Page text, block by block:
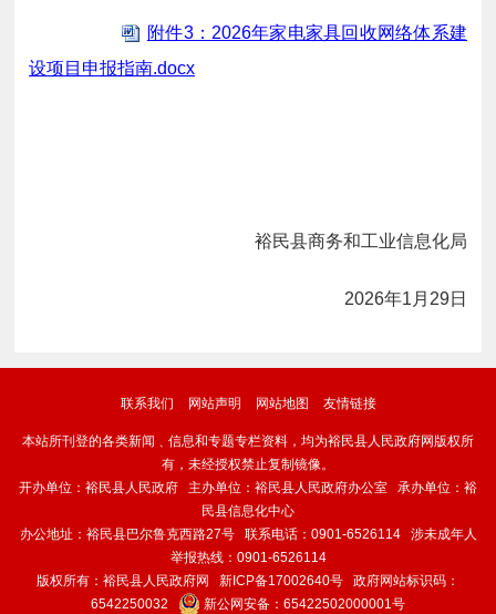
附件3：2026年家电家具回收网络体系建
设项目申报指南.docx
裕民县商务和工业信息化局
2026年1月29日
联系我们 网站声明 网站地图 友情链接
本站所刊登的各类新闻﹑信息和专题专栏资料，均为裕民县人民政府网版权所
有，未经授权禁止复制镜像。
开办单位：裕民县人民政府 主办单位：裕民县人民政府办公室 承办单位：裕
民县信息化中心
办公地址：裕民县巴尔鲁克西路27号 联系电话：0901-6526114 涉未成年人
举报热线：0901-6526114
版权所有：裕民县人民政府网 新ICP备17002640号 政府网站标识码：
6542250032
新公网安备： 65422502000001号